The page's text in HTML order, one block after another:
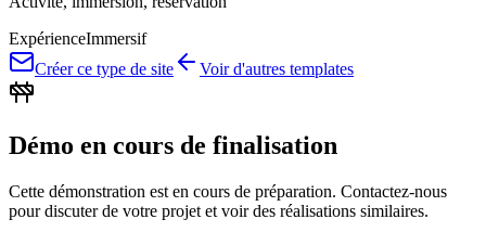
ExpérienceImmersif
Créer ce type de site
Voir d'autres templates
Démo en cours de finalisation
Cette démonstration est en cours de préparation. Contactez-nous
pour discuter de votre projet et voir des réalisations similaires.